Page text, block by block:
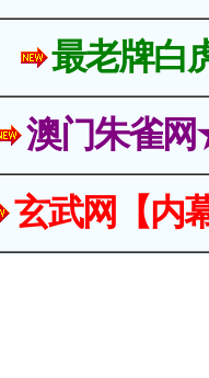
最老牌白
澳门朱雀
玄武网【内